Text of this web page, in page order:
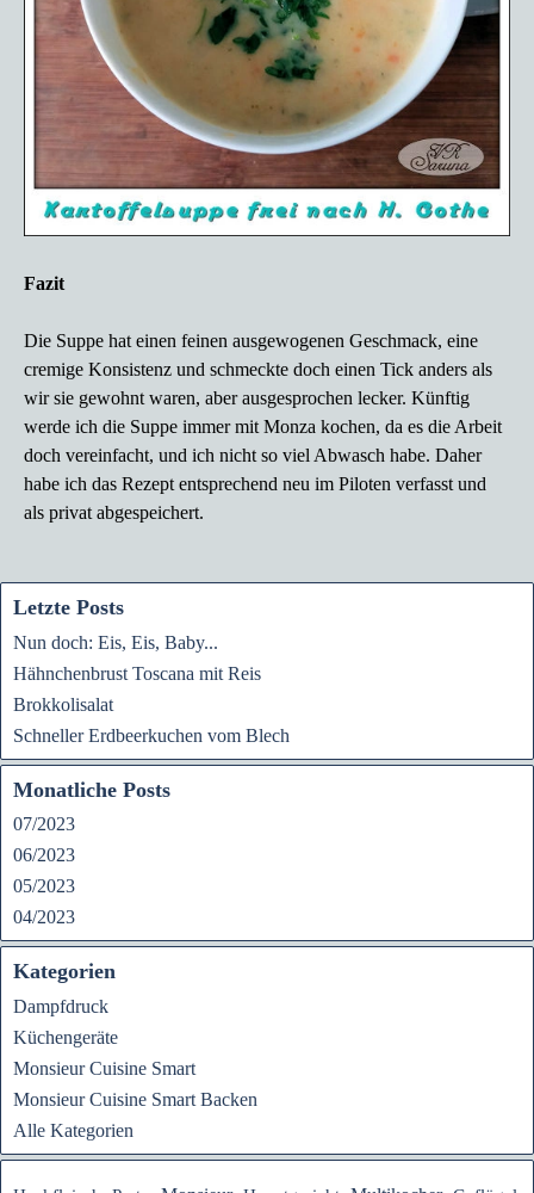
Fazit
Die Suppe hat einen feinen ausgewogenen Geschmack, eine
cremige Konsistenz und schmeckte doch einen Tick anders als
wir sie gewohnt waren, aber ausgesprochen lecker. Künftig
werde ich die Suppe immer mit Monza kochen, da es die Arbeit
doch vereinfacht, und ich nicht so viel Abwasch habe. Daher
habe ich das Rezept entsprechend neu im Piloten verfasst und
als privat abgespeichert.
Letzte Posts
Nun doch: Eis, Eis, Baby...
Hähnchenbrust Toscana mit Reis
Brokkolisalat
Schneller Erdbeerkuchen vom Blech
Monatliche Posts
07/2023
06/2023
05/2023
04/2023
Kategorien
Dampfdruck
Küchengeräte
Monsieur Cuisine Smart
Monsieur Cuisine Smart Backen
Alle Kategorien